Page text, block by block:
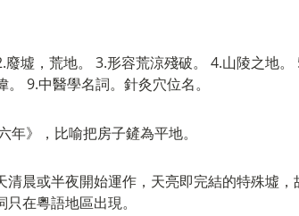
廢墟，荒地。 3.形容荒涼殘破。 4.山陵之地
9.中醫學名詞。針灸穴位名。
年》，比喻把房子鏟為平地。
清晨或半夜開始運作，天亮即完結的特殊墟
只在粵語地區出現。